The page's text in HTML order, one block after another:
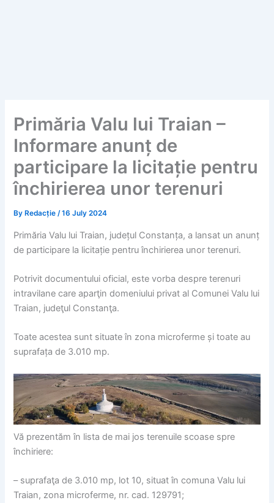
Primăria Valu lui Traian –
Informare anunț de
participare la licitație pentru
închirierea unor terenuri
By Redacție/16 July 2024
Primăria Valu lui Traian, județul Constanța, a lansat un anunț
de participare la licitație pentru închirierea unor terenuri.
Potrivit documentului oficial, este vorba despre terenuri
intravilane care aparţin domeniului privat al Comunei Valu lui
Traian, judeţul Constanţa.
Toate acestea sunt situate în zona microferme și toate au
suprafața de 3.010 mp.
Vă prezentăm în lista de mai jos terenuile scoase spre
închiriere:
– suprafaţa de 3.010 mp, lot 10, situat în comuna Valu lui
Traian, zona microferme, nr. cad. 129791;